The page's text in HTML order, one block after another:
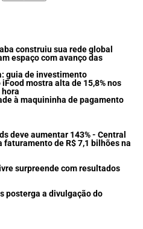
construiu sua rede global
espaço com avanço das
guia de investimento
mostra alta de 15,8% nos
à maquininha de pagamento
deve aumentar 143% - Central
faturamento de R$ 7,1 bilhões na
surpreende com resultados
posterga a divulgação do